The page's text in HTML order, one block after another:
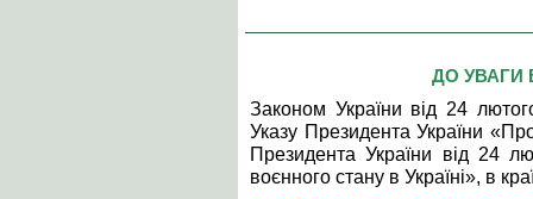
ДО УВАГИ
Законом України від 24
Указу Президента України
Президента України від 24
воєнного стану в Україні», в